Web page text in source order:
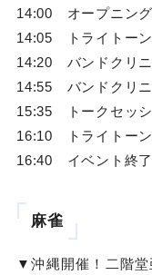
14:00 オープニン
14:05 トライトー
14:20 バンドクリ
14:55 バンドクリ
15:35 トークセッ
16:10 トライトー
16:40 イベント終了
麻雀
▼沖縄開催！二階